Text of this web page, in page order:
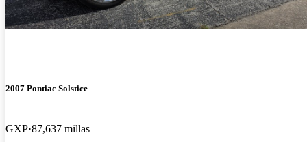
2007 Pontiac Solstice
GXP 87,637 millas